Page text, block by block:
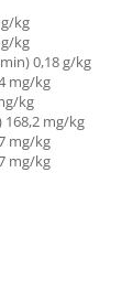
kg
kg
0,18 g/kg
mg/kg
kg
mg/kg
mg/kg
mg/kg